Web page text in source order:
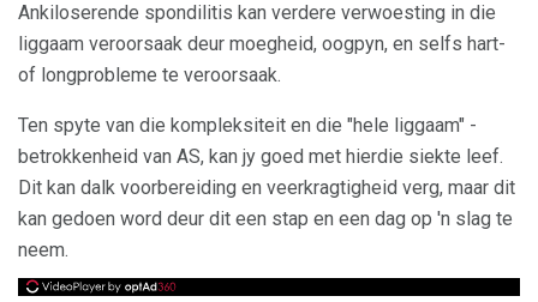
Ankiloserende spondilitis kan verdere verwoesting in die
liggaam veroorsaak deur moegheid, oogpyn, en selfs hart-
of longprobleme te veroorsaak.
Ten spyte van die kompleksiteit en die "hele liggaam" -
betrokkenheid van AS, kan jy goed met hierdie siekte leef.
Dit kan dalk voorbereiding en veerkragtigheid verg, maar dit
kan gedoen word deur dit een stap en een dag op 'n slag te
neem.